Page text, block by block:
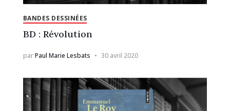
BANDES DESSINÉES
BD : Révolution
parPaul Marie Lesbats 30 avril 2020